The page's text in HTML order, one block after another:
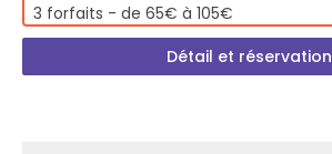
3 forfaits - de 65€ à 105€
Détail et réservation